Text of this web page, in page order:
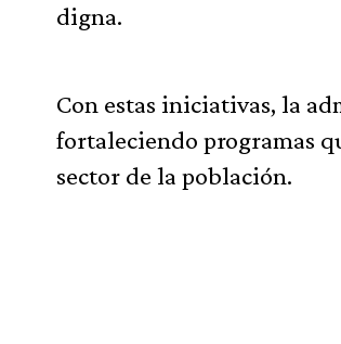
digna.
Con estas iniciativas, la
fortaleciendo programas
sector de la población.